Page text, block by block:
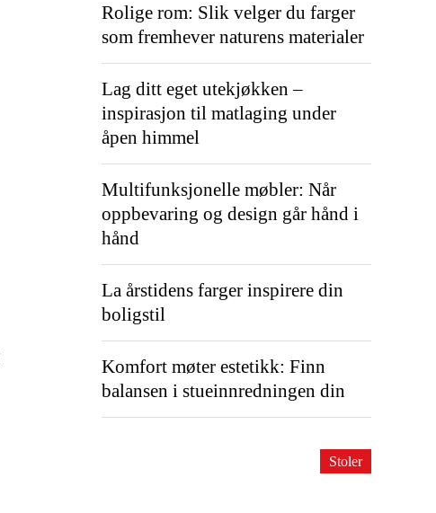
Rolige rom: Slik velger du farger
som fremhever naturens materialer
Lag ditt eget utekjøkken –
inspirasjon til matlaging under
åpen himmel
Multifunksjonelle møbler: Når
oppbevaring og design går hånd i
hånd
La årstidens farger inspirere din
boligstil
Komfort møter estetikk: Finn
balansen i stueinnredningen din
Stoler